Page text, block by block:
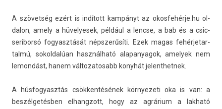
A szövetség ezért is indított kampányt az okos­fehér­je.hu ol­
dalon, amely a hüvelyesek, például a lencse, a bab és a csic­
seriborsó fogyasztását népszerűsíti. Ezek magas fehér­jetar­
talmú, sokol­dalúan használható al­apanyagok, amelyek nem
lemon­dást, hanem vál­tozatosabb konyhát jelenthet­nek.
A hús­fogyasztás csökkentésének kör­nyezeti oka is van: a
beszélgetésben el­hangzott, hogy az agrárium a lak­ható